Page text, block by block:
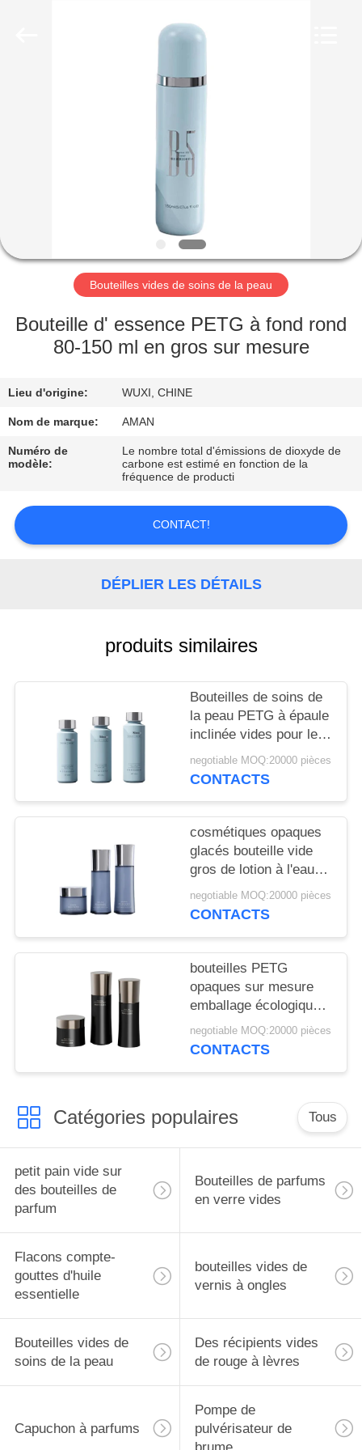
LE
SPECTACLE
DE
NOUS
VISITE
DE
L'USINE
CONTRÔLE
CONTACTEZ-
NOUS
NOUVELLES
DEVIS
PLAN
PRIVACY
POLICY
Bouteilles vides de soins de la peau
Bouteille d' essence PETG à fond rond
80-150 ml en gros sur mesure
Lieu d'origine: WUXI, CHINE
Nom de marque: AMAN
Numéro de
modèle:
Le nombre total d'émissions de dioxyde de
carbone est estimé en fonction de la
fréquence de producti
CONTACT!
DÉPLIER LES DÉTAILS
produits similaires
Bouteilles de soins de
la peau PETG à épaule
inclinée vides pour les
marques haut de
gamme avec
20 000 MOQ
negotiable MOQ:20000 pièces
CONTACTS
cosmétiques opaques
glacés bouteille vide
gros de lotion à l'eau
crème de taille dédiée
bouteille 20 dents
negotiable MOQ:20000 pièces
CONTACTS
bouteilles PETG
opaques sur mesure
emballage écologique
de crème
negotiable MOQ:20000 pièces
CONTACTS
Catégories populaires Tous
petit pain vide sur
des bouteilles de
parfum
Bouteilles de parfums
en verre vides
Flacons compte-
gouttes d'huile
essentielle
bouteilles vides de
vernis à ongles
Bouteilles vides de
soins de la peau
Des récipients vides
de rouge à lèvres
Capuchon à parfums
Pompe de
pulvérisateur de